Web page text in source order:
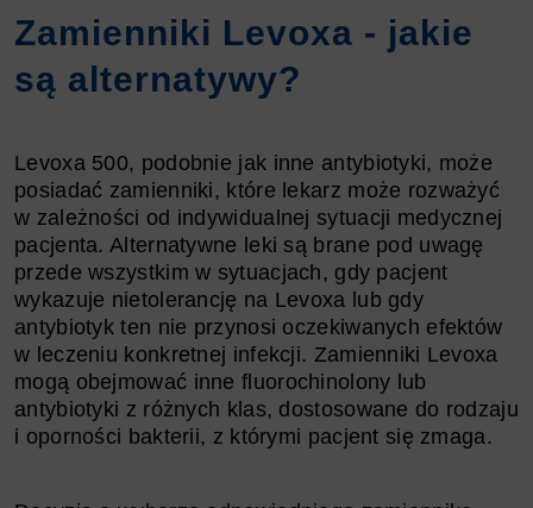
Zamienniki Levoxa - jakie
są alternatywy?
Levoxa 500, podobnie jak inne antybiotyki, może
posiadać zamienniki, które lekarz może rozważyć
w zależności od indywidualnej sytuacji medycznej
pacjenta. Alternatywne leki są brane pod uwagę
przede wszystkim w sytuacjach, gdy pacjent
wykazuje nietolerancję na Levoxa lub gdy
antybiotyk ten nie przynosi oczekiwanych efektów
w leczeniu konkretnej infekcji. Zamienniki Levoxa
mogą obejmować inne fluorochinolony lub
antybiotyki z różnych klas, dostosowane do rodzaju
i oporności bakterii, z którymi pacjent się zmaga.